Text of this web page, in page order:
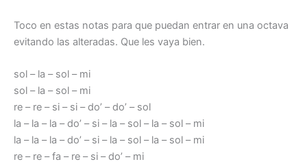
Toco en estas notas para que puedan entrar en una octava
evitando las alteradas. Que les vaya bien.
sol – la – sol – mi
sol – la – sol – mi
re – re – si – si – do’ – do’ – sol
la – la – la – do’ – si – la – sol – la – sol – mi
la – la – la – do’ – si – la – sol – la – sol – mi
re – re – fa – re – si – do’ – mi